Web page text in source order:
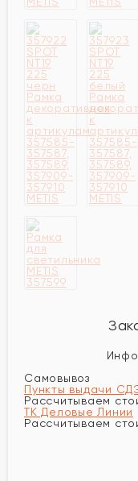
Самовывоз
Пункты выдачи
Рассчитываем
ТК Деловые Линии
Рассчитываем